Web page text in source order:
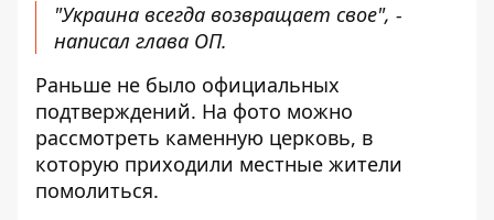
"Украина всегда возвращает свое", -
написал глава ОП.
Раньше не было официальных
подтверждений. На фото можно
рассмотреть каменную церковь, в
которую приходили местные жители
помолиться.